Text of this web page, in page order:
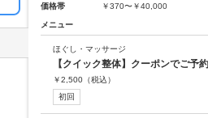
価格帯
￥370〜￥40,000
メニュー
ほぐし・マッサージ
【クイック整体】クーポンでご予
￥2,500 （税込）
初回